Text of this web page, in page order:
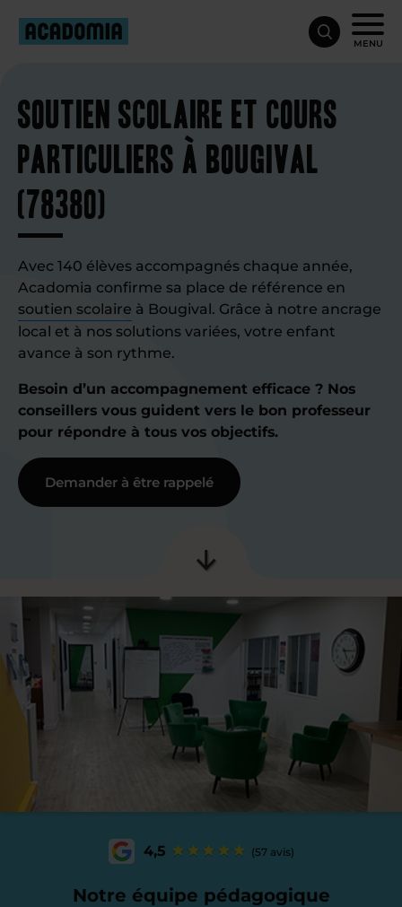
MENU
Soutien scolaire et cours
particuliers à Bougival
(78380)
Avec 140 élèves accompagnés chaque année,
Acadomia confirme sa place de référence en
soutien scolaire à Bougival. Grâce à notre ancrage
local et à nos solutions variées, votre enfant
avance à son rythme.
Besoin d’un accompagnement efficace ? Nos
conseillers vous guident vers le bon professeur
pour répondre à tous vos objectifs.
Demander à être rappelé
4,5 (57 avis)
Notre équipe pédagogique